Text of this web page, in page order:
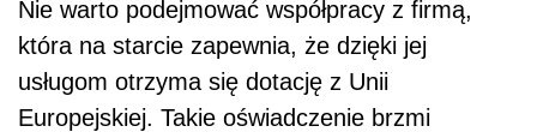
Nie warto podejmować współpracy z firmą,
która na starcie zapewnia, że dzięki jej
usługom otrzyma się dotację z Unii
Europejskiej. Takie oświadczenie brzmi